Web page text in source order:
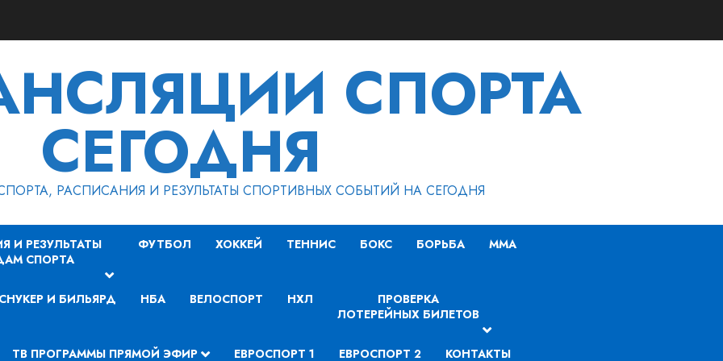
СПОРТА
СЕГОДНЯ
РАСПИСАНИЯ И РЕЗУЛЬТАТЫ СПОРТИВНЫХ СОБЫТИЙ НА СЕГОДНЯ
И РЕЗУЛЬТАТЫ
СПОРТА
ФУТБОЛ ХОККЕЙ ТЕННИС БОКС БОРЬБА MMA
СНУКЕР И БИЛЬЯРД НБА ВЕЛОСПОРТ НХЛ
ПРОВЕРКА
ЛОТЕРЕЙНЫХ БИЛЕТОВ
ТВ ПРОГРАММЫ ПРЯМОЙ ЭФИР ЕВРОСПОРТ 1 ЕВРОСПОРТ 2 КОНТАКТЫ